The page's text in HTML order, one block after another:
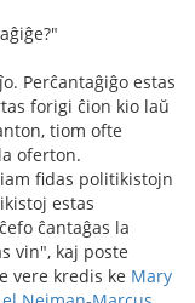
Perĉantaĝiĝo estas
forigi ĉion kio laŭ
tiom ofte
oferton.
fidas politikistojn
estas
ĉantaĝas la
vin", kaj poste
vere kredis ke Mary